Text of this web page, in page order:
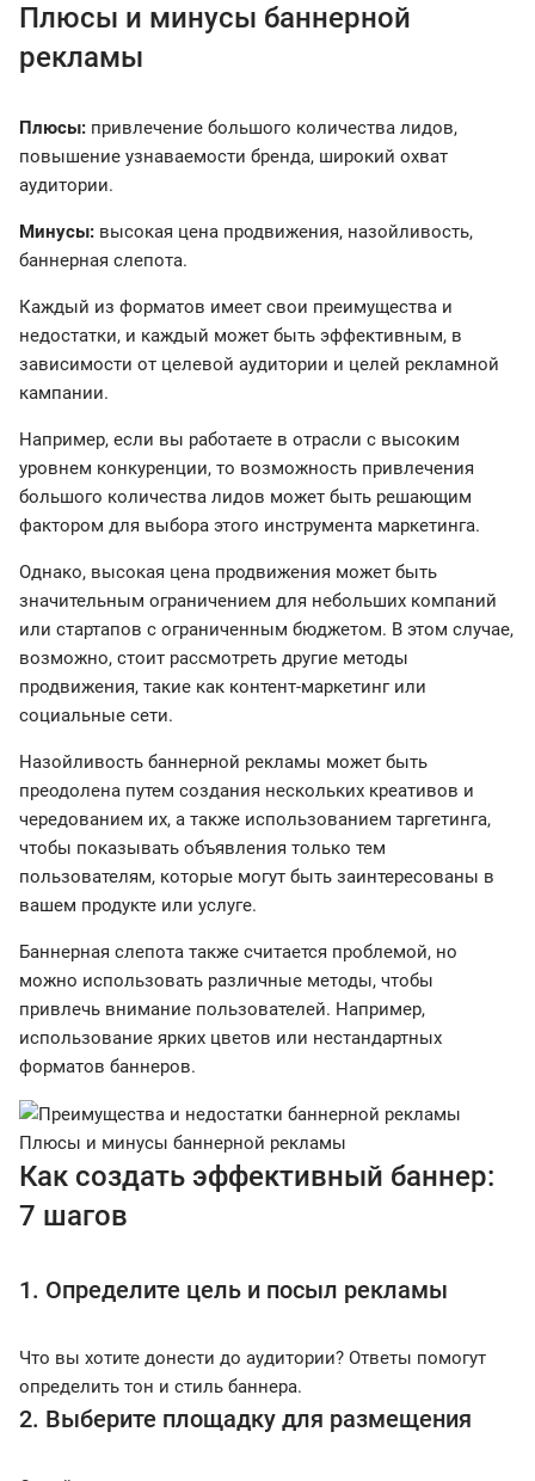
Плюсы и минусы баннерной
рекламы
Плюсы: привлечение большого количества лидов,
повышение узнаваемости бренда, широкий охват
аудитории.
Минусы: высокая цена продвижения, назойливость,
баннерная слепота.
Каждый из форматов имеет свои преимущества и
недостатки, и каждый может быть эффективным, в
зависимости от целевой аудитории и целей рекламной
кампании.
Например, если вы работаете в отрасли с высоким
уровнем конкуренции, то возможность привлечения
большого количества лидов может быть решающим
фактором для выбора этого инструмента маркетинга.
Однако, высокая цена продвижения может быть
значительным ограничением для небольших компаний
или стартапов с ограниченным бюджетом. В этом случае,
возможно, стоит рассмотреть другие методы
продвижения, такие как контент-маркетинг или
социальные сети.
Назойливость баннерной рекламы может быть
преодолена путем создания нескольких креативов и
чередованием их, а также использованием таргетинга,
чтобы показывать объявления только тем
пользователям, которые могут быть заинтересованы в
вашем продукте или услуге.
Баннерная слепота также считается проблемой, но
можно использовать различные методы, чтобы
привлечь внимание пользователей. Например,
использование ярких цветов или нестандартных
форматов баннеров.
Плюсы и минусы баннерной рекламы
Как создать эффективный баннер:
7 шагов
1. Определите цель и посыл рекламы
Что вы хотите донести до аудитории? Ответы помогут
определить тон и стиль баннера.
2. Выберите площадку для размещения